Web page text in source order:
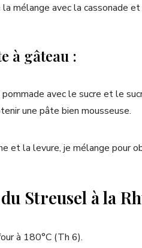
mélange avec la cassonade et
à gâteau :
avec le sucre et le
une pâte bien mousseuse.
et la levure, je mélange pour
Streusel à la
à 180°C (Th 6).